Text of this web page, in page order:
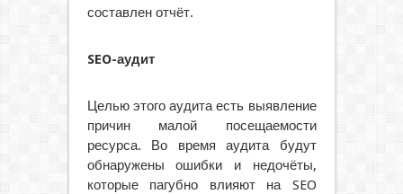
составлен отчёт.
SEO-аудит
Целью этого аудита есть выявление
причин малой посещаемости
ресурса. Во время аудита будут
обнаружены ошибки и недочёты,
которые пагубно влияют на SEO